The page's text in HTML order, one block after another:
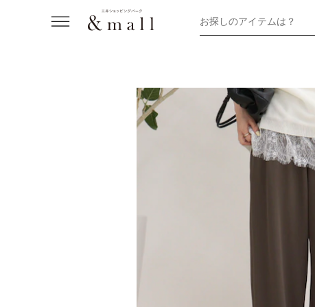
お探しのアイテムは？